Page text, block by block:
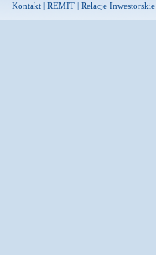
Kontakt | REMIT | Relacje Inwestorskie